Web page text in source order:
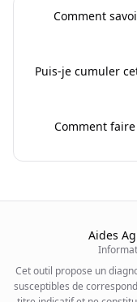
Comment
Puis-je cumuler
Comment
Aides
Cet outil propose un
susceptibles de